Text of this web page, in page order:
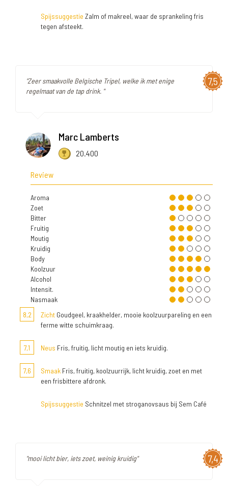
Spijssuggestie Zalm of makreel, waar de sprankeling fris
tegen afsteekt.
7,5
"Zeer smaakvolle Belgische Tripel, welke ik met enige
regelmaat van de tap drink. "
Marc Lamberts
20.400
Review
Aroma
Zoet
Bitter
Fruitig
Moutig
Kruidig
Body
Koolzuur
Alcohol
Intensit.
Nasmaak
8,2
Zicht Goudgeel, kraakhelder, mooie koolzuurpareling en een
ferme witte schuimkraag.
7,1 Neus Fris, fruitig, licht moutig en iets kruidig.
7,6 Smaak Fris, fruitig, koolzuurrijk, licht kruidig, zoet en met
een frisbittere afdronk.
Spijssuggestie Schnitzel met stroganovsaus bij Sem Café
7,4
"mooi licht bier, iets zoet, weinig kruidig"